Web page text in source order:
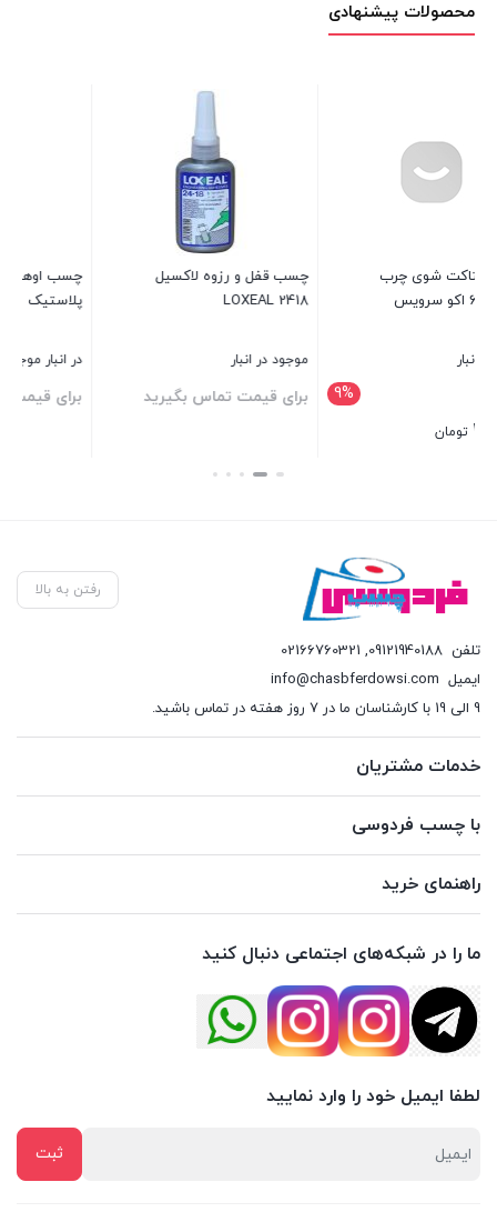
محصولات پیشنهادی
چسب اوهو مخصوص انواع
در انبار موجود نمی باشد
برای قیمت تماس بگیرید
چسب فوری همه کاره هل
موجود در انبار
برای قیمت تماس
رفتن به بالا
تلفن 09121940188
,
02166760321
ایمیل info@chasbferdowsi.com
9 الی 19 با کارشناسان ما در 7 روز هفته در تماس باشید.
خدمات مشتریان
با چسب فردوسی
راهنمای خرید
ما را در شبکه‌های اجتماعی دنبال کنید
لطفا ایمیل خود را وارد نمایید